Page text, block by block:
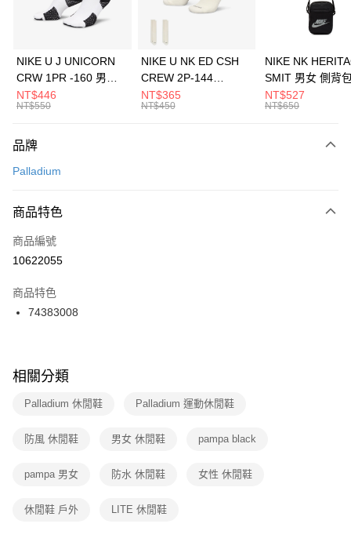
華南商業銀行
彰化商業銀行
上海商業儲蓄銀行
元大商業銀行
台灣樂天信用卡公司
Apple Pay
全盈+PAY
AFTEE先享後付
【關於「AFTEE先享後付」】
便利好安心！
３．安心：先確認商品／服務後，再付款。
【「AFTEE先享後付」結帳流程】
１．於結帳方式選擇「AFTEE先享後付」後，將跳轉至「AFTEE先享後付」
２．訂單成立數日內，您將收到繳費通知簡訊。
３．收到繳費通知簡訊後14天內，點擊此簡訊中的連結，可透過四大超商／
ATM／網路銀行／等多元方式進行付款，方視為交易完成。
※ 交易是否成功請以「AFTEE先享後付 」之結帳頁面顯示為準，若有關於
是否繳費成功／繳費後需取消欲退款等相關疑問，請聯繫「AFTEE先享後付
客戶支援中心」https://netprotections.freshdesk.com/support/home
１．透過由恩沛科技股份有限公司提供之「AFTEE先享後付」服務完成之交
權轉讓予恩沛科技股份有限公司。
３．未成年的使用者請事先徵得法定代理人或監護人之同意方可使用
運送方式
每筆NT$100，滿NT$1,500(含以上)免運費
宅配
每筆NT$100，滿NT$1,500(含以上)免運費
付款後門市自取
每筆NT$100，滿NT$1,500(含以上)免運費
NIKE U J UNICORN
CRW 1PR -160 男女
中統襪 FZ3393100
NT$446
NT$550
NIKE U NK ED CSH
CREW 2P-144
EMBRDY 男女 短統襪
FZ3073133
NT$365
NT$450
NIKE NK
SMIT 男女 側背
BA5871010
NT$527
NT$650
品牌
Palladium
商品特色
商品編號
10622055
商品特色
74383008
相關分類
Palladium 休閒鞋 Palladium 運動休閒鞋
防風 休閒鞋 男女 休閒鞋 pampa black
pampa 男女 防水 休閒鞋 女性 休閒鞋
休閒鞋 戶外 LITE 休閒鞋